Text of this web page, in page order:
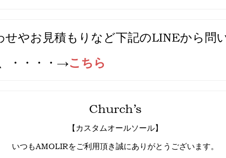
せやお見積もりなど下記のLINEから問
・・・・→こちら
Church’s
【カスタムオールソール】
いつもAMOLIRをご利用頂き誠にありがとうございます。